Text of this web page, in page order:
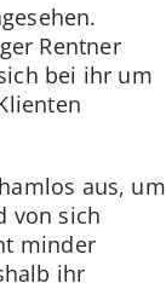
Rentner
bei ihr um
aus, um
von sich
minder
ihr